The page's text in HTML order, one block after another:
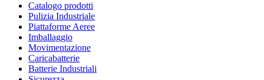
Catalogo prodotti
Pulizia Industriale
Piattaforme Aeree
Imballaggio
Movimentazione
Caricabatterie
Batterie Industriali